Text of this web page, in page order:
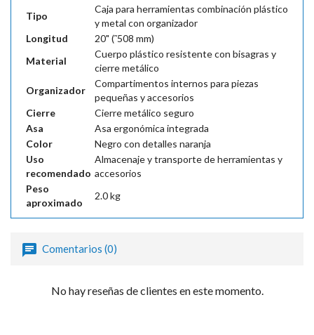
Tipo
Caja para herramientas combinación plástico
y metal con organizador
Longitud
20" (˜508 mm)
Material
Cuerpo plástico resistente con bisagras y
cierre metálico
Organizador
Compartimentos internos para piezas
pequeñas y accesorios
Cierre
Cierre metálico seguro
Asa
Asa ergonómica integrada
Color
Negro con detalles naranja
Uso
recomendado
Almacenaje y transporte de herramientas y
accesorios
Peso
aproximado
2.0 kg
Comentarios (0)
No hay reseñas de clientes en este momento.